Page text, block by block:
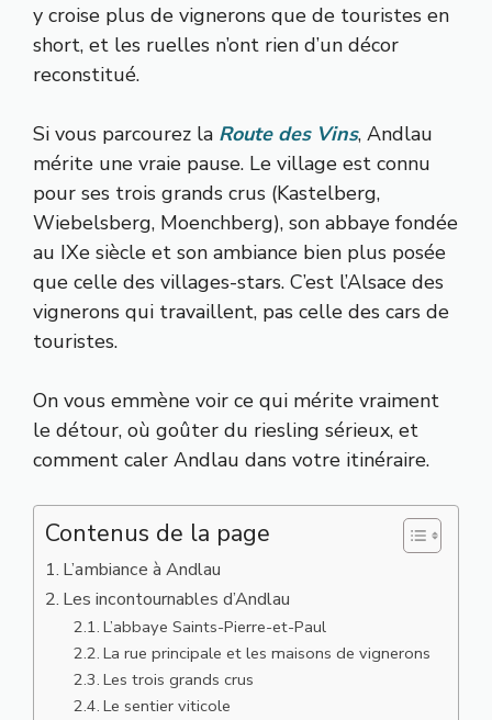
y croise plus de vignerons que de touristes en
short, et les ruelles n’ont rien d’un décor
reconstitué.
Si vous parcourez la Route des Vins, Andlau
mérite une vraie pause. Le village est connu
pour ses trois grands crus (Kastelberg,
Wiebelsberg, Moenchberg), son abbaye fondée
au IXe siècle et son ambiance bien plus posée
que celle des villages-stars. C’est l’Alsace des
vignerons qui travaillent, pas celle des cars de
touristes.
On vous emmène voir ce qui mérite vraiment
le détour, où goûter du riesling sérieux, et
comment caler Andlau dans votre itinéraire.
Contenus de la page
L’ambiance à Andlau
Les incontournables d’Andlau
L’abbaye Saints-Pierre-et-Paul
La rue principale et les maisons de vignerons
Les trois grands crus
Le sentier viticole